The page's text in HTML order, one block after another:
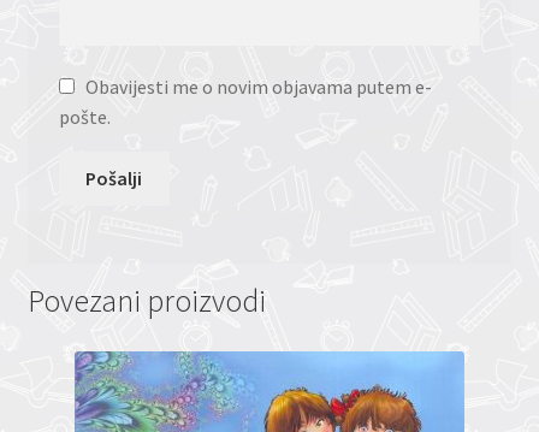
Obavijesti me o novim objavama putem e-
pošte.
Povezani proizvodi